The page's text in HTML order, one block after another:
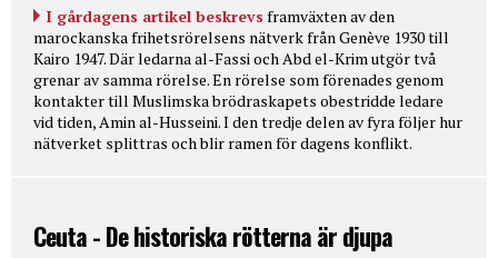
I gårdagens artikel beskrevs framväxten av den
marockanska frihetsrörelsens nätverk från Genève 1930 till
Kairo 1947. Där ledarna al-Fassi och Abd el-Krim utgör två
grenar av samma rörelse. En rörelse som förenades genom
kontakter till Muslimska brödraskapets obestridde ledare
vid tiden, Amin al-Husseini. I den tredje delen av fyra följer hur
nätverket splittras och blir ramen för dagens konflikt.
Ceuta - De historiska rötterna är djupa